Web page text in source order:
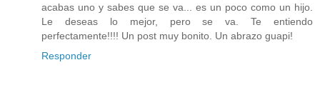
acabas uno y sabes que se va... es un poco como un hijo.
Le deseas lo mejor, pero se va. Te entiendo
perfectamente!!!! Un post muy bonito. Un abrazo guapi!
Responder